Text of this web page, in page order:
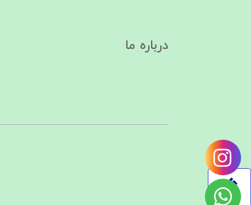
درباره ما